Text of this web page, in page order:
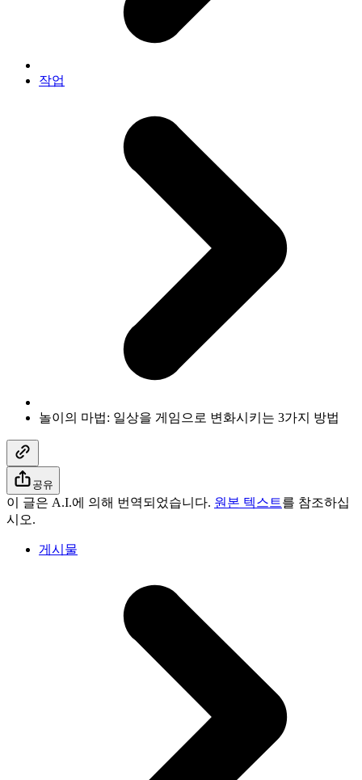
작업
놀이의 마법: 일상을 게임으로 변화시키는 3가지 방법
공유
이 글은 A.I.에 의해 번역되었습니다. 원본 텍스트를 참조하십
시오.
게시물